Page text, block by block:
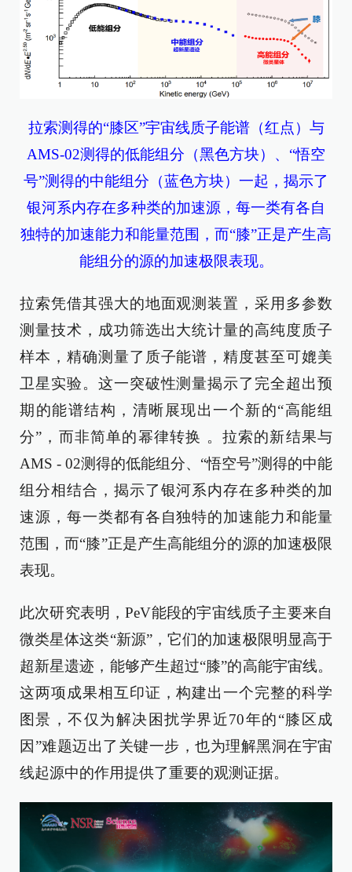
拉索测得的“膝区”宇宙线质子能谱（红点）与
AMS-02测得的低能组分（黑色方块）、“悟空
号”测得的中能组分（蓝色方块）一起，揭示了
银河系内存在多种类的加速源，每一类有各自
独特的加速能力和能量范围，而“膝”正是产生高
能组分的源的加速极限表现。
拉索凭借其强大的地面观测装置，采用多参数
测量技术，成功筛选出大统计量的高纯度质子
样本，精确测量了质子能谱，精度甚至可媲美
卫星实验。这一突破性测量揭示了完全超出预
期的能谱结构，清晰展现出一个新的“高能组
分”，而非简单的幂律转换 。拉索的新结果与
AMS - 02测得的低能组分、“悟空号”测得的中能
组分相结合，揭示了银河系内存在多种类的加
速源，每一类都有各自独特的加速能力和能量
范围，而“膝”正是产生高能组分的源的加速极限
表现。
此次研究表明，PeV能段的宇宙线质子主要来自
微类星体这类“新源”，它们的加速极限明显高于
超新星遗迹，能够产生超过“膝”的高能宇宙线。
这两项成果相互印证，构建出一个完整的科学
图景，不仅为解决困扰学界近70年的“膝区成
因”难题迈出了关键一步，也为理解黑洞在宇宙
线起源中的作用提供了重要的观测证据。